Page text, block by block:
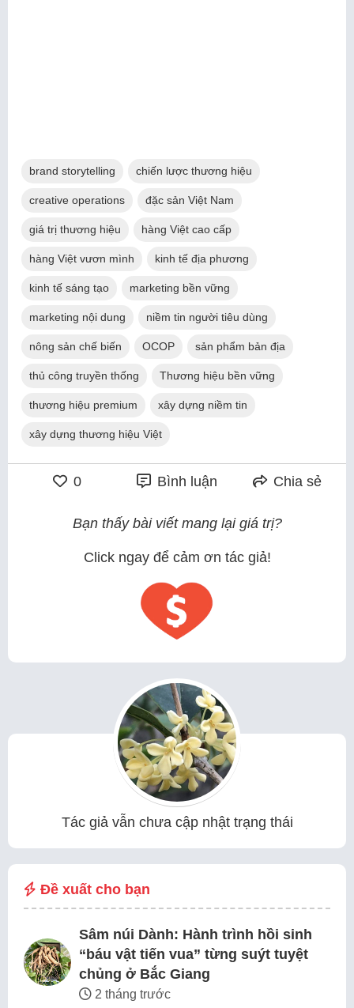
brand storytelling chiến lược thương hiệu
creative operations đặc sản Việt Nam
giá trị thương hiệu hàng Việt cao cấp
hàng Việt vươn mình kinh tế địa phương
kinh tế sáng tạo marketing bền vững
marketing nội dung niềm tin người tiêu dùng
nông sản chế biến OCOP sản phẩm bản địa
thủ công truyền thống Thương hiệu bền vững
thương hiệu premium xây dựng niềm tin
xây dựng thương hiệu Việt
0 Bình luận Chia sẻ
Bạn thấy bài viết mang lại giá trị?
Click ngay để cảm ơn tác giả!
Tác giả vẫn chưa cập nhật trạng thái
Đề xuất cho bạn
Sâm núi Dành: Hành trình hồi sinh
“báu vật tiến vua” từng suýt tuyệt
chủng ở Bắc Giang
2 tháng trước